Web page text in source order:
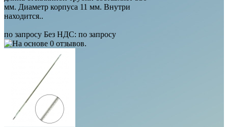
мм. Диаметр корпуса 11 мм. Внутри
находится..
по запросу Без НДС: по запросу